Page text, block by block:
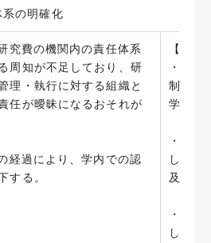
系の明確化
究費の機関内の責任体系
周知が不足しており、研
理・執行に対する組織と
任が曖昧になるおそれが
経過により、学内での認
する。
【実施
・「
制定し
学内通
・「
し、統
及び事
・「
し、研